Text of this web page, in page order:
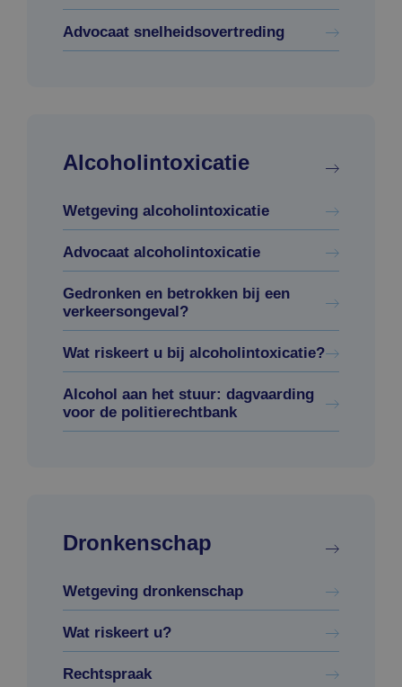
Advocaat snelheidsovertreding
Alcoholintoxicatie
Wetgeving alcoholintoxicatie
Advocaat alcoholintoxicatie
Gedronken en betrokken bij een
verkeersongeval?
Wat riskeert u bij alcoholintoxicatie?
Alcohol aan het stuur: dagvaarding
voor de politierechtbank
Dronkenschap
Wetgeving dronkenschap
Wat riskeert u?
Rechtspraak